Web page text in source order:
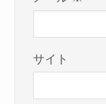
サイト